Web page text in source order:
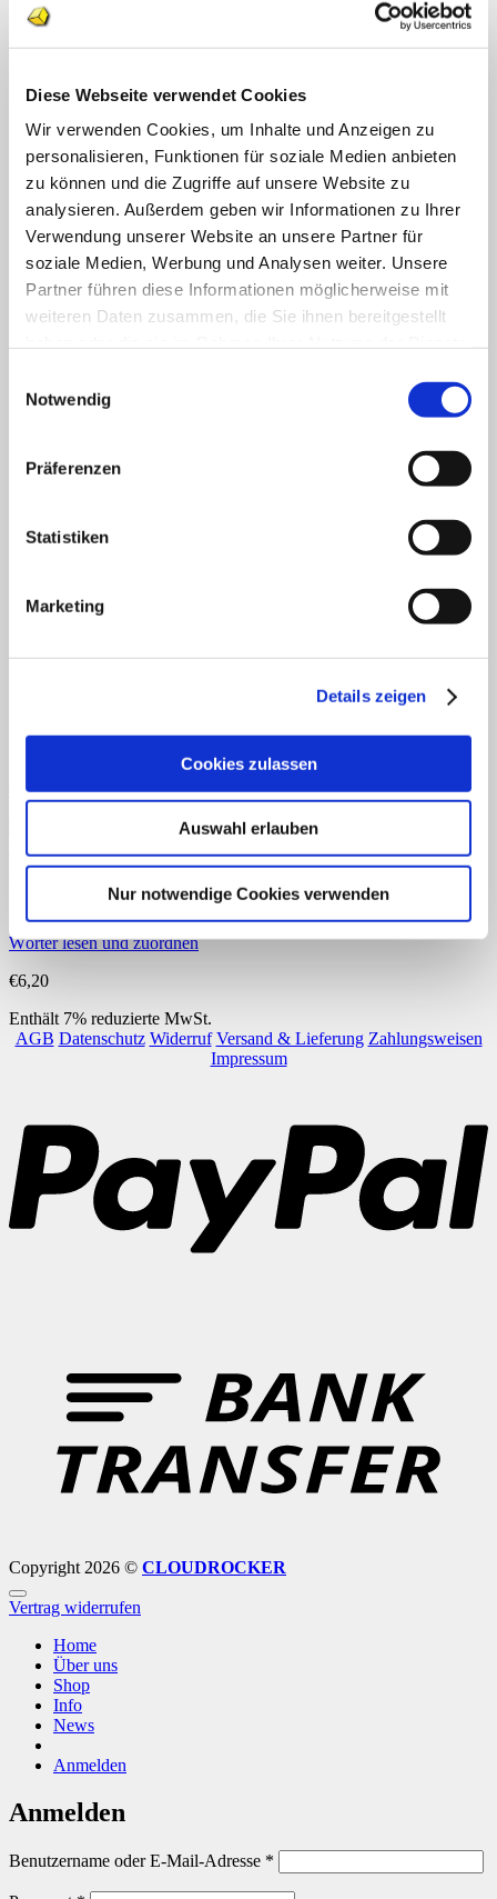
Diese Webseite verwendet Cookies
Wir verwenden Cookies, um Inhalte und Anzeigen zu
personalisieren, Funktionen für soziale Medien anbieten
zu können und die Zugriffe auf unsere Website zu
analysieren. Außerdem geben wir Informationen zu Ihrer
Verwendung unserer Website an unsere Partner für
soziale Medien, Werbung und Analysen weiter. Unsere
Partner führen diese Informationen möglicherweise mit
weiteren Daten zusammen, die Sie ihnen bereitgestellt
Notwendig
Präferenzen
Statistiken
Marketing
Details zeigen
Cookies zulassen
Auswahl erlauben
Nur notwendige Cookies verwenden
Konzentration / Wahrnehmung
Anfangsunterricht
Mathematik
Anfangsunterricht
Zahlenraum bis 10
Zahlenraum 100
Multiplikation
Farben und Formen
Geld
Größen
Uhr
Sachunterricht
Themenpakete
Deutsch
Fertiges Material
Sachunterricht
Mathematik
Fordern Sie unseren Flyer an
Gratismaterialien
Schnellansicht
Wörter lesen und zuordnen
€6,20
Enthält 7% reduzierte MwSt.
AGB Datenschutz Widerruf Versand & Lieferung Zahlungsweisen
Impressum
Copyright 2026 © CLOUDROCKER
Vertrag widerrufen
Home
Über uns
Shop
Info
News
Anmelden
Anmelden
Benutzername oder E-Mail-Adresse *